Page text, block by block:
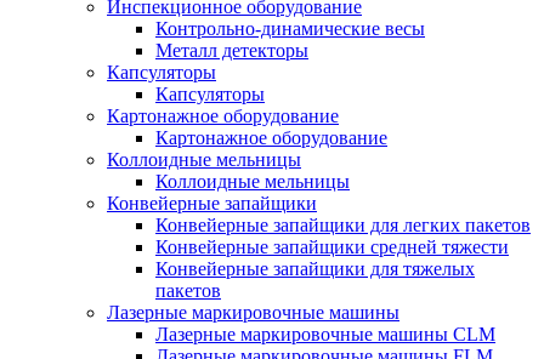
Инспекционное оборудование
Контрольно-динамические весы
Металл детекторы
Капсуляторы
Капсуляторы
Картонажное оборудование
Картонажное оборудование
Коллоидные мельницы
Коллоидные мельницы
Конвейерные запайщики
Конвейерные запайщики для легких пакетов
Конвейерные запайщики средней тяжести
Конвейерные запайщики для тяжелых
пакетов
Лазерные маркировочные машины
Лазерные маркировочные машины CLM